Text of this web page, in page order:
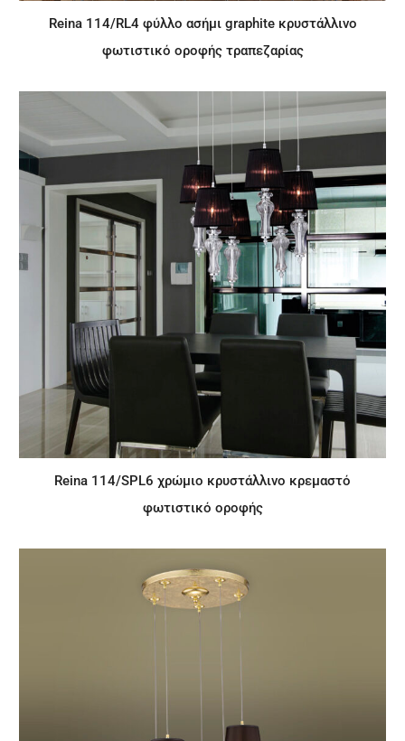
Reina 114/RL4 φύλλο ασήμι graphite κρυστάλλινο
φωτιστικό οροφής τραπεζαρίας
Reina 114/SPL6 χρώμιο κρυστάλλινο κρεμαστό
φωτιστικό οροφής